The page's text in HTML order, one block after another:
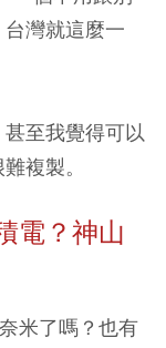
灣就這麼一
至我覺得可以
複製。
電？神山
米了嗎？也有